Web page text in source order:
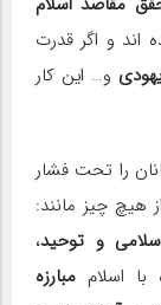
اند و اگر قدرت
و… این کار
را تحت فشار
هیچ چیز مانند:
و توحید،
مبارزه